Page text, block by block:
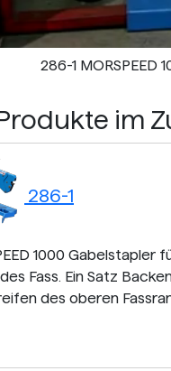
286-1
im
286-1
1000 Gabelstapler
Fass. Ein Satz
des oberen